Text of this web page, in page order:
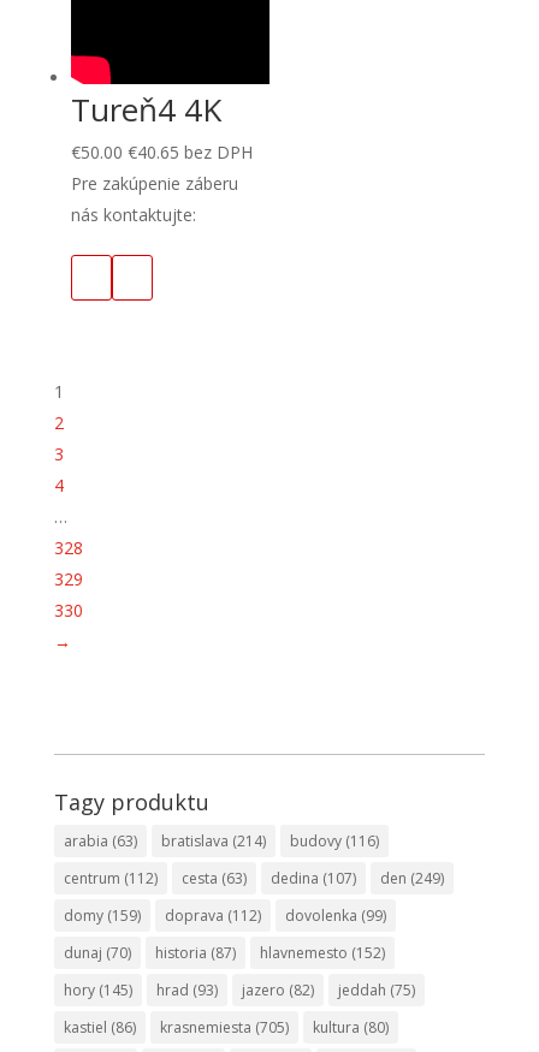
Tureň4 4K
€50.00 €40.65 bez DPH
Pre zakúpenie záberu
nás kontaktujte:
1
2
3
4
…
328
329
330
→
Tagy produktu
arabia (63) bratislava (214) budovy(116)
centrum (112) cesta (63) dedina (107) den (249)
domy(159) doprava (112) dovolenka (99)
dunaj (70) historia (87) hlavnemesto (152)
hory(145) hrad (93) jazero (82) jeddah (75)
kastiel (86) krasnemiesta (705) kultura (80)